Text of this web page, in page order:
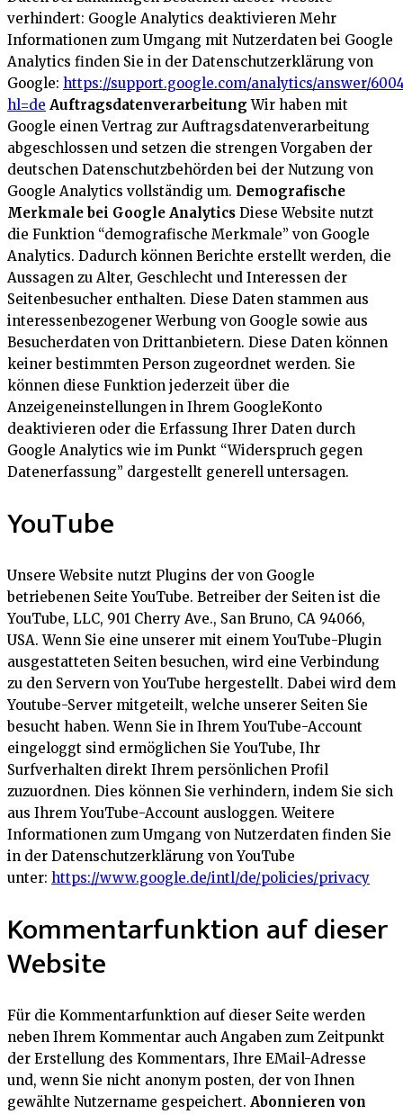
verhindert: Google Analytics deaktivieren Mehr
Informationen zum Umgang mit Nutzerdaten bei Google
Analytics finden Sie in der Datenschutzerklärung von
Google: https://support.google.com/analytics/answer/
hl=de Auftragsdatenverarbeitung Wir haben mit
Google einen Vertrag zur Auftragsdatenverarbeitung
abgeschlossen und setzen die strengen Vorgaben der
deutschen Datenschutzbehörden bei der Nutzung von
Google Analytics vollständig um. Demografische
Merkmale bei Google Analytics Diese Website nutzt
die Funktion “demografische Merkmale” von Google
Analytics. Dadurch können Berichte erstellt werden, die
Aussagen zu Alter, Geschlecht und Interessen der
Seitenbesucher enthalten. Diese Daten stammen aus
interessenbezogener Werbung von Google sowie aus
Besucherdaten von Drittanbietern. Diese Daten können
keiner bestimmten Person zugeordnet werden. Sie
können diese Funktion jederzeit über die
Anzeigeneinstellungen in Ihrem GoogleKonto
deaktivieren oder die Erfassung Ihrer Daten durch
Google Analytics wie im Punkt “Widerspruch gegen
Datenerfassung” dargestellt generell untersagen.
YouTube
Unsere Website nutzt Plugins der von Google
betriebenen Seite YouTube. Betreiber der Seiten ist die
YouTube, LLC, 901 Cherry Ave., San Bruno, CA 94066,
USA. Wenn Sie eine unserer mit einem YouTube-Plugin
ausgestatteten Seiten besuchen, wird eine Verbindung
zu den Servern von YouTube hergestellt. Dabei wird dem
Youtube-Server mitgeteilt, welche unserer Seiten Sie
besucht haben. Wenn Sie in Ihrem YouTube-Account
eingeloggt sind ermöglichen Sie YouTube, Ihr
Surfverhalten direkt Ihrem persönlichen Profil
zuzuordnen. Dies können Sie verhindern, indem Sie sich
aus Ihrem YouTube-Account ausloggen. Weitere
Informationen zum Umgang von Nutzerdaten finden Sie
in der Datenschutzerklärung von YouTube
unter: https://www.google.de/intl/de/policies/privacy
Kommentarfunktion auf dieser
Website
Für die Kommentarfunktion auf dieser Seite werden
neben Ihrem Kommentar auch Angaben zum Zeitpunkt
der Erstellung des Kommentars, Ihre EMail-Adresse
und, wenn Sie nicht anonym posten, der von Ihnen
gewählte Nutzername gespeichert. Abonnieren von